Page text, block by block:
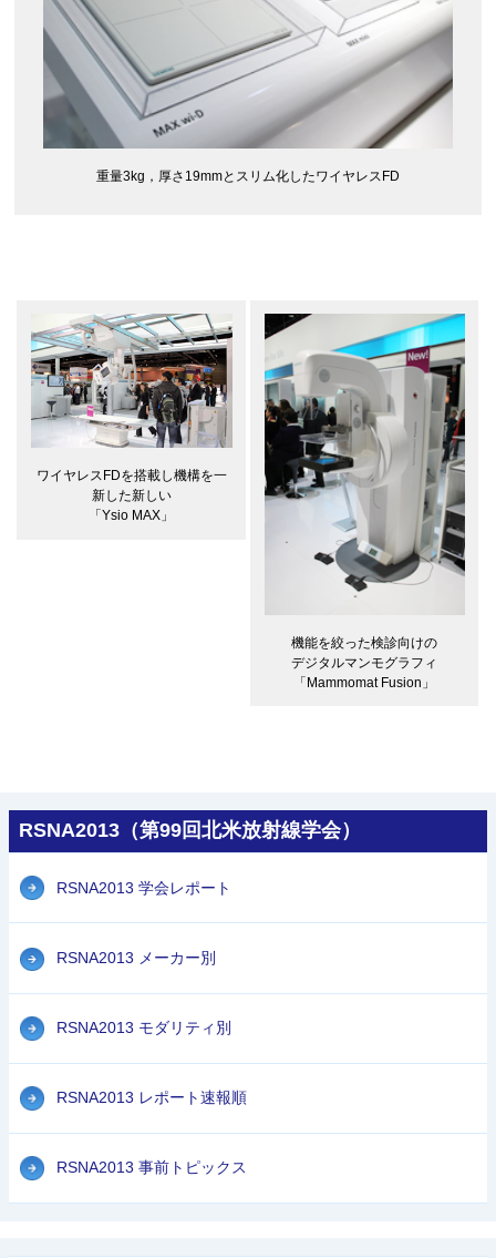
重量3kg，厚さ19mmとスリム化したワイヤレスFD
ワイヤレスFDを搭載し機構を一
新した新しい
「Ysio MAX」
機能を絞った検診向けの
デジタルマンモグラフィ
「Mammomat Fusion」
RSNA2013（第99回北米放射線学会）
RSNA2013 学会レポート
RSNA2013 メーカー別
RSNA2013 モダリティ別
RSNA2013 レポート速報順
RSNA2013 事前トピックス